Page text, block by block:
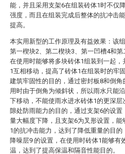
能，并且采用支架6在组装砖体1时不仅
强度，而且在组装完成后整体的抗冲击
提高。
本实用新型的工作原理及有益效果：该
第一楔块2、第二楔块3、第一凹槽4和第
在使用时能够将多块砖体1组装到一起，
1互相移动，提高了砖体1在组装时的牢
建筑牢固性的目的，通过密封板8和倒角
用时由于倒角为倾斜状，所以雨水只能
下移动，不能使雨水进水砖体1的更深层
隙处防雨能力的目的，通过支架6的设置
量大幅度下降，且支架6为叉形设置，能
1的抗冲击能力，达到了降低重量的目的
降噪层9 的设置，在使用时砖体1能够有
温，达到了提高保温和隔音性能目的。